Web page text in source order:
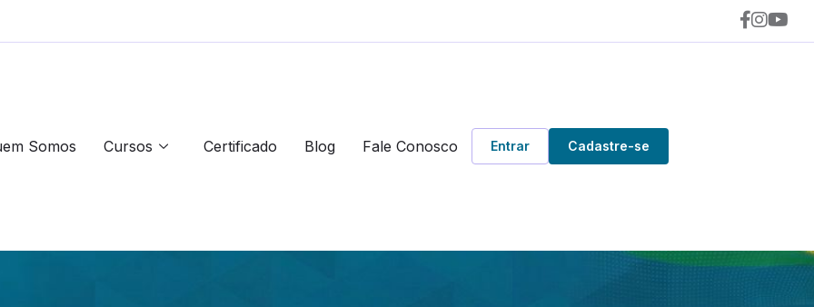
Somos Cursos Certificado Blog Fale Conosco Entrar Cadastre-se